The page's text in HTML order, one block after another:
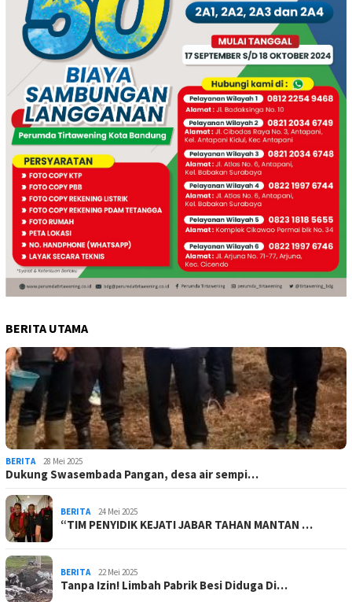
BERITA UTAMA
BERITA 28 Mei 2025
Dukung Swasembada Pangan, desa air sempi…
BERITA 24 Mei 2025
“TIM PENYIDIK KEJATI JABAR TAHAN MANTAN …
BERITA 22 Mei 2025
Tanpa Izin! Limbah Pabrik Besi Diduga Di…